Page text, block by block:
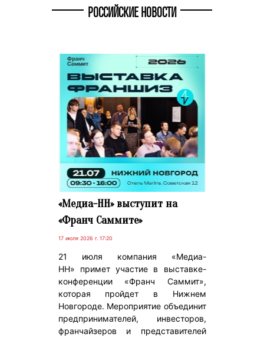
РОССИЙСКИЕ НОВОСТИ
«Медиа-НН» выступит на
«Франч Саммите»
17 июля 2026 г. 17:20
21 июля компания «Медиа-
НН» примет участие в выставке-
конференции «Франч Саммит»,
которая пройдет в Нижнем
Новгороде. Мероприятие объединит
предпринимателей, инвесторов,
франчайзеров и представителей